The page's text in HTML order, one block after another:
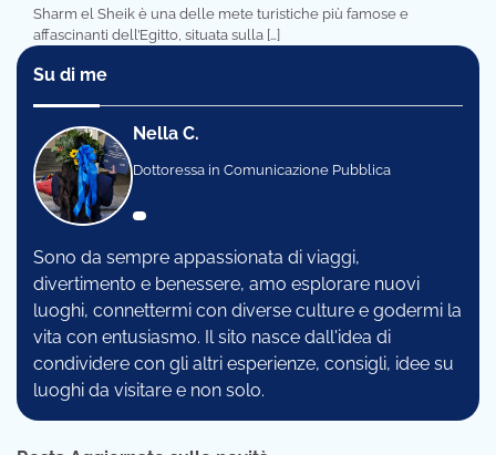
Sharm el Sheik è una delle mete turistiche più famose e
affascinanti dell’Egitto, situata sulla […]
Su di me
Nella C.
Dottoressa in Comunicazione Pubblica
Sono da sempre appassionata di viaggi,
divertimento e benessere, amo esplorare nuovi
luoghi, connettermi con diverse culture e godermi la
vita con entusiasmo. Il sito nasce dall'idea di
condividere con gli altri esperienze, consigli, idee su
luoghi da visitare e non solo.